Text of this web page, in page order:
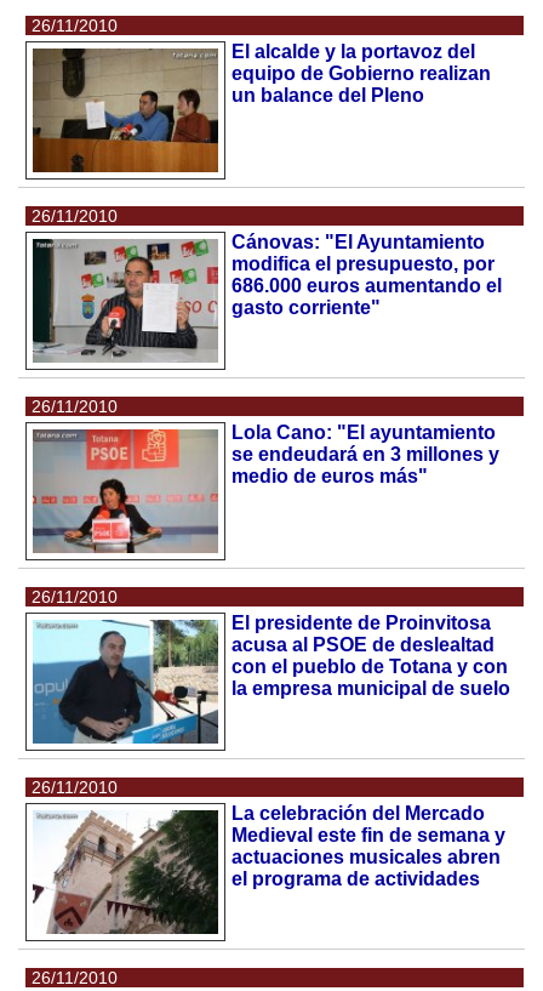
26/11/2010
El alcalde y la portavoz del
equipo de Gobierno realizan
un balance del Pleno
26/11/2010
Cánovas: "El Ayuntamiento
modifica el presupuesto, por
686.000 euros aumentando el
gasto corriente"
26/11/2010
Lola Cano: "El ayuntamiento
se endeudará en 3 millones y
medio de euros más"
26/11/2010
El presidente de Proinvitosa
acusa al PSOE de deslealtad
con el pueblo de Totana y con
la empresa municipal de suelo
26/11/2010
La celebración del Mercado
Medieval este fin de semana y
actuaciones musicales abren
el programa de actividades
26/11/2010